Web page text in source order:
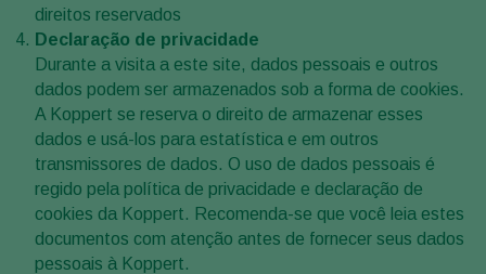
direitos reservados
Declaração de privacidade
Durante a visita a este site, dados pessoais e outros
dados podem ser armazenados sob a forma de cookies.
A Koppert se reserva o direito de armazenar esses
dados e usá-los para estatística e em outros
transmissores de dados. O uso de dados pessoais é
regido pela política de privacidade e declaração de
cookies da Koppert. Recomenda-se que você leia estes
documentos com atenção antes de fornecer seus dados
pessoais à Koppert.